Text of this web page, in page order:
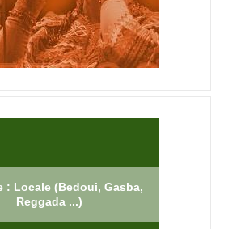
: Locale (Bedoui, Gasba,
Reggada ...)